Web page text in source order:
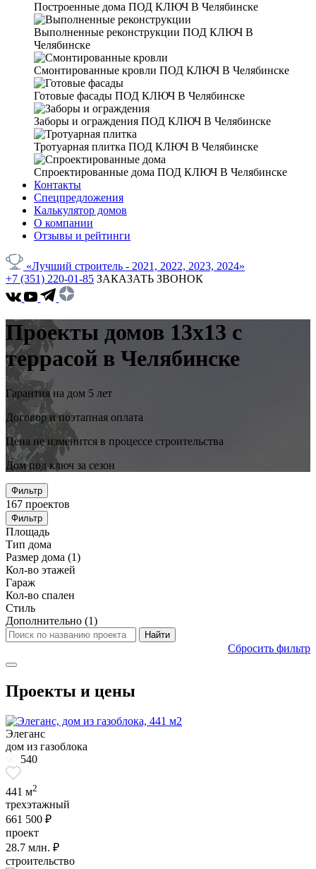
Построенные дома ПОД КЛЮЧ В Челябинске
Выполненные реконструкции ПОД КЛЮЧ В
Челябинске
Смонтированные кровли ПОД КЛЮЧ В Челябинске
Готовые фасады ПОД КЛЮЧ В Челябинске
Заборы и ограждения ПОД КЛЮЧ В Челябинске
Тротуарная плитка ПОД КЛЮЧ В Челябинске
Спроектированные дома ПОД КЛЮЧ В Челябинске
Контакты
Спецпредложения
Калькулятор домов
О компании
Отзывы и рейтинги
«Лучший строитель - 2021, 2022, 2023, 2024»
+7 (351) 220-01-85 ЗАКАЗАТЬ ЗВОНОК
Проекты домов 13x13 с
террасой в Челябинске
Гарантия на дом 5 лет
Договор и поэтапная оплата
Цена не изменится в процессе строительства
Дом под ключ за сезон
Фильтр
167 проектов
Фильтр
Площадь
Тип дома
Размер дома (1)
Кол-во этажей
Гараж
Кол-во спален
Стиль
Дополнительно (1)
Сбросить фильтр
Проекты и цены
Элеганс
дом из газоблока
540
441 м2
трехэтажный
661 500 ₽
проект
28.7 млн. ₽
строительство